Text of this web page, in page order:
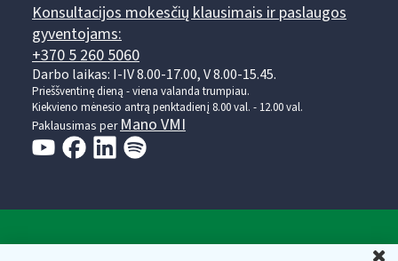
Konsultacijos mokesčių klausimais ir paslaugos
gyventojams:
+370 5 260 5060
Darbo laikas: I-IV 8.00-17.00, V 8.00-15.45.
Prieššventinę dieną - viena valanda trumpiau.
Kiekvieno mėnesio antrą penktadienį 8.00 val. - 12.00 val.
Paklausimas per Mano VMI